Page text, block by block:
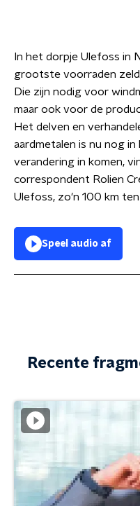
In het dorpje Ulefoss in
grootste voorraden
Die zijn nodig voor
maar ook voor de
Het delven en
aardmetalen is nu nog in
verandering in komen,
correspondent Rolien
Ulefoss, zo'n 100 km
Speel audio af
Recente